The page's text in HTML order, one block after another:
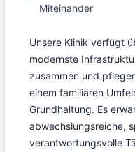
Miteinander
Unsere Klinik verfügt
modernste
zusammen und
einem familiären
Grundhaltung. Es
abwechslungsreiche,
verantwortungsvolle